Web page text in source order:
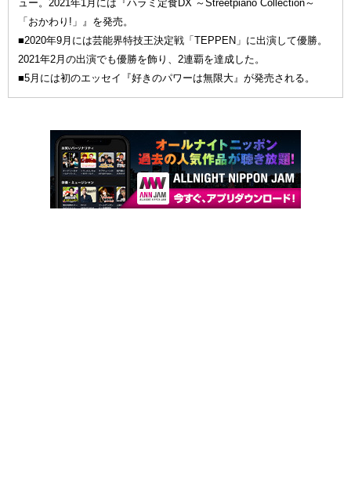
ュー。2021年1月には『ハラミ定食DX ～Streetpiano Collection～
「おかわり!」』を発売。
■2020年9月には芸能界特技王決定戦「TEPPEN」に出演して優勝。
2021年2月の出演でも優勝を飾り、2連覇を達成した。
■5月には初のエッセイ『好きのパワーは無限大』が発売される。